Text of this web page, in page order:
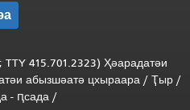
TTY 415.701.2323) Ҳәарадатәи
абызшәатә цхыраара / Ҭыр /
- ԥсада /